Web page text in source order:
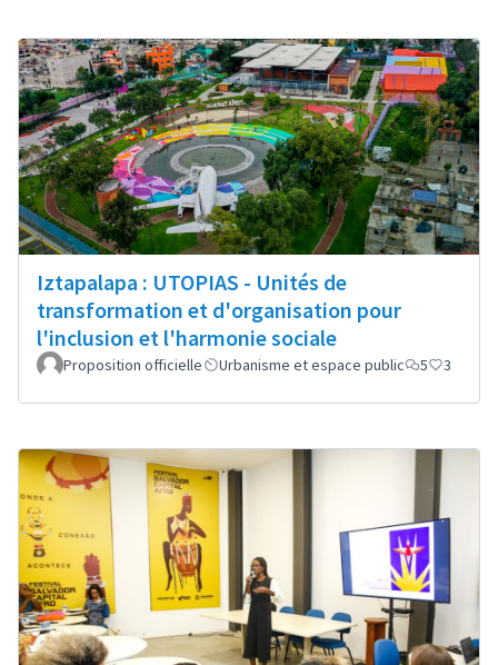
Iztapalapa : UTOPIAS - Unités de
transformation et d'organisation pour
l'inclusion et l'harmonie sociale
Proposition officielle Urbanisme et espace public 5 3